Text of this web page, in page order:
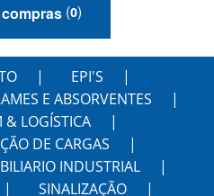
(0)
EPI'S
E ABSORVENTES
& LOGÍSTICA
DE CARGAS
INDUSTRIAL
SINALIZAÇÃO